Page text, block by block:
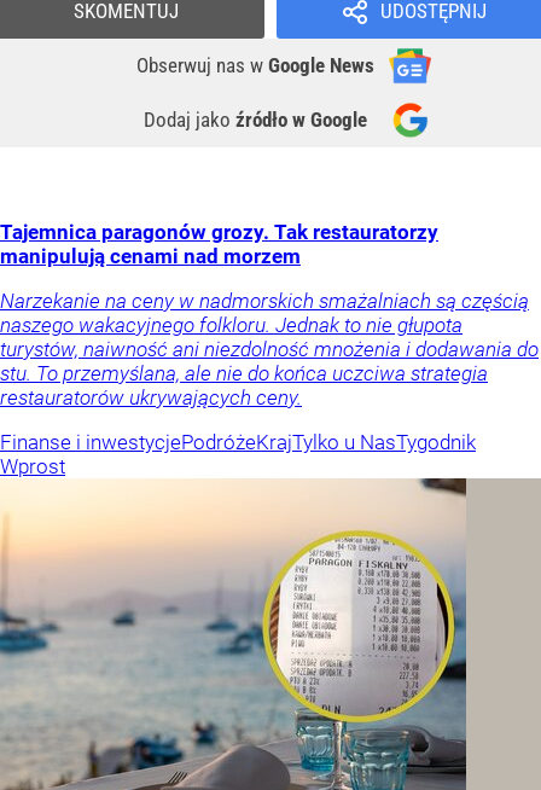
UDOSTĘPNIJ
Obserwuj nas w Google News
Dodaj jako źródło w Google
SKOMENTUJ
Tajemnica paragonów grozy. Tak restauratorzy
manipulują cenami nad morzem
Narzekanie na ceny w nadmorskich smażalniach są częścią
naszego wakacyjnego folkloru. Jednak to nie głupota
turystów, naiwność ani niezdolność mnożenia i dodawania do
stu. To przemyślana, ale nie do końca uczciwa strategia
restauratorów ukrywających ceny.
Finanse i inwestycjePodróżeKrajTylko u NasTygodnik
Wprost